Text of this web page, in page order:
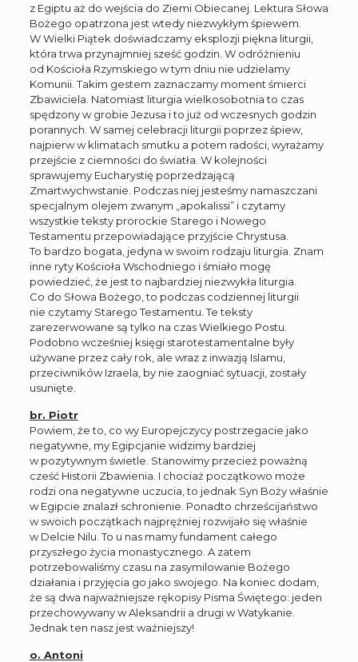
z Egiptu aż do wejścia do Ziemi Obiecanej. Lektura Słowa
Bożego opatrzona jest wtedy niezwykłym śpiewem.
W Wielki Piątek doświadczamy eksplozji piękna liturgii,
która trwa przynajmniej sześć godzin. W odróżnieniu
od Kościoła Rzymskiego w tym dniu nie udzielamy
Komunii. Takim gestem zaznaczamy moment śmierci
Zbawiciela. Natomiast liturgia wielkosobotnia to czas
spędzony w grobie Jezusa i to już od wczesnych godzin
porannych. W samej celebracji liturgii poprzez śpiew,
najpierw w klimatach smutku a potem radości, wyrażamy
przejście z ciemności do światła. W kolejności
sprawujemy Eucharystię poprzedzającą
Zmartwychwstanie. Podczas niej jesteśmy namaszczani
specjalnym olejem zwanym „apokalissi” i czytamy
wszystkie teksty prorockie Starego i Nowego
Testamentu przepowiadające przyjście Chrystusa.
To bardzo bogata, jedyna w swoim rodzaju liturgia. Znam
inne ryty Kościoła Wschodniego i śmiało mogę
powiedzieć, że jest to najbardziej niezwykła liturgia.
Co do Słowa Bożego, to podczas codziennej liturgii
nie czytamy Starego Testamentu. Te teksty
zarezerwowane są tylko na czas Wielkiego Postu.
Podobno wcześniej księgi starotestamentalne były
używane przez cały rok, ale wraz z inwazją Islamu,
przeciwników Izraela, by nie zaogniać sytuacji, zostały
usunięte.
br. Piotr
Powiem, że to, co wy Europejczycy postrzegacie jako
negatywne, my Egipcjanie widzimy bardziej
w pozytywnym świetle. Stanowimy przecież poważną
cześć Historii Zbawienia. I chociaż początkowo może
rodzi ona negatywne uczucia, to jednak Syn Boży właśnie
w Egipcie znalazł schronienie. Ponadto chrześcijaństwo
w swoich początkach najprężniej rozwijało się właśnie
w Delcie Nilu. To u nas mamy fundament całego
przyszłego życia monastycznego. A zatem
potrzebowaliśmy czasu na zasymilowanie Bożego
działania i przyjęcia go jako swojego. Na koniec dodam,
że są dwa najważniejsze rękopisy Pisma Świętego: jeden
przechowywany w Aleksandrii a drugi w Watykanie.
Jednak ten nasz jest ważniejszy!
o. Antoni